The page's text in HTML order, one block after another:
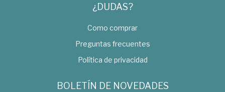
¿DUDAS?
Como comprar
Preguntas frecuentes
Política de privacidad
BOLETÍN DE NOVEDADES